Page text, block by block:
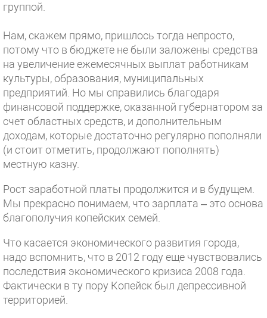
группой.
Нам, скажем прямо, пришлось тогда непросто,
потому что в бюджете не были заложены средства
на увеличение ежемесячных выплат работникам
культуры, образования, муниципальных
предприятий. Но мы справились благодаря
финансовой поддержке, оказанной губернатором за
счет областных средств, и дополнительным
доходам, которые достаточно регулярно пополняли
(и стоит отметить, продолжают пополнять)
местную казну.
Рост заработной платы продолжится и в будущем.
Мы прекрасно понимаем, что зарплата – это основа
благополучия копейских семей.
Что касается экономического развития города,
надо вспомнить, что в 2012 году еще чувствовались
последствия экономического кризиса 2008 года.
Фактически в ту пору Копейск был депрессивной
территорией.